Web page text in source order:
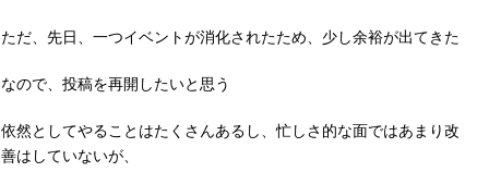
ただ、先日、一つイベントが消化されたため、少し余裕が出てきた
なので、投稿を再開したいと思う
依然としてやることはたくさんあるし、忙しさ的な面ではあまり改
善はしていないが、